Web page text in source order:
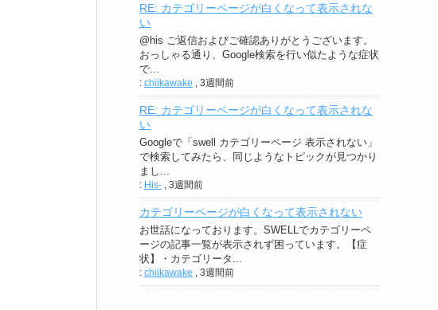
RE: カテゴリーページが白くなって表示されな
い
@his ご返信およびご確認ありがとうございます。
おっしゃる通り、Google検索を行い似たような症状
で...
: chiikawake 3週間前
RE: カテゴリーページが白くなって表示されな
い
Googleで「swell カテゴリーページ 表示されない」
で検索してみたら、同じようなトピックが見つかり
まし...
: His- 3週間前
カテゴリーページが白くなって表示されない
お世話になっております。SWELLでカテゴリーペ
ージの記事一覧が表示されず困っています。【症
状】・カテゴリータ...
: chiikawake 3週間前